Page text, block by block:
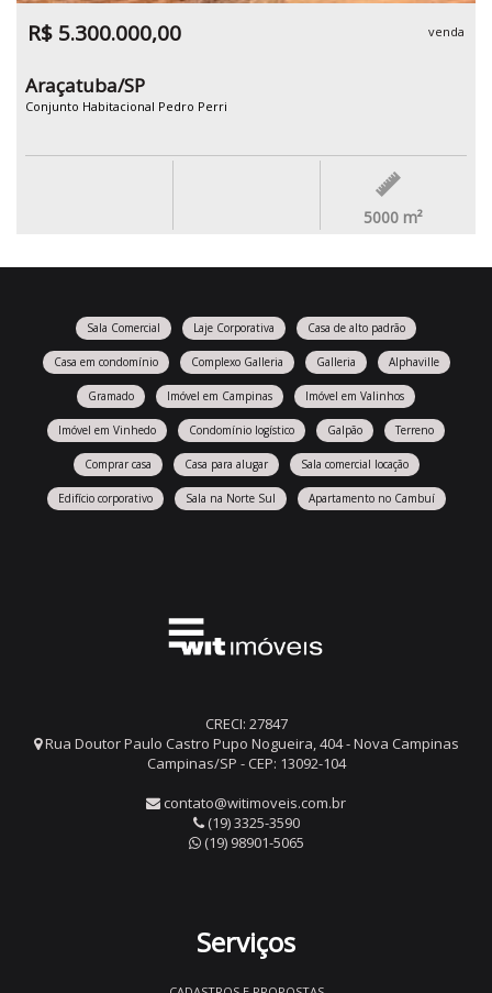
R$ 5.300.000,00 venda
Araçatuba/SP
Conjunto Habitacional Pedro Perri
5000 m²
Sala Comercial Laje Corporativa Casa de alto padrão
Casa em condomínio Complexo Galleria Galleria Alphaville
Gramado Imóvel em Campinas Imóvel em Valinhos
Imóvel em Vinhedo Condomínio logístico Galpão Terreno
Comprar casa Casa para alugar Sala comercial locação
Edifício corporativo Sala na Norte Sul Apartamento no Cambuí
CRECI: 27847
Rua Doutor Paulo Castro Pupo Nogueira, 404 - Nova Campinas
Campinas/SP - CEP: 13092-104
contato@witimoveis.com.br
(19) 3325-3590
(19) 98901-5065
Serviços